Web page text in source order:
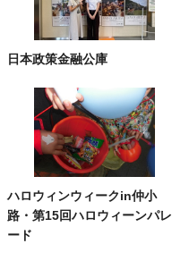
日本政策金融公庫
ハロウィンウィークin仲小
路・第15回ハロウィーンパレ
ード